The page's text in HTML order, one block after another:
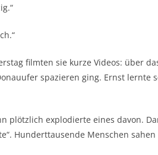
filmten sie kurze Videos: über
spazieren ging. Ernst lernte
plötzlich explodierte eines davon.
Hunderttausende Menschen sahen